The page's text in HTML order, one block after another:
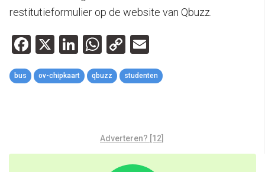
restitutieformulier op de website van Qbuzz.
Facebook
X LinkedIn
WhatsApp
Copy
Link
bus ov-chipkaart qbuzz studenten
Adverteren? [12]